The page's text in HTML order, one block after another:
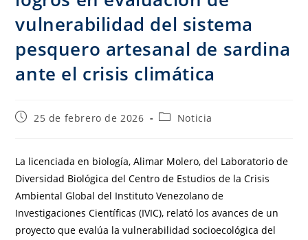
vulnerabilidad del sistema
pesquero artesanal de sardina
ante el crisis climática
25 de febrero de 2026 Noticia
La licenciada en biología, Alimar Molero, del Laboratorio de
Diversidad Biológica del Centro de Estudios de la Crisis
Ambiental Global del Instituto Venezolano de
Investigaciones Científicas (IVIC), relató los avances de un
proyecto que evalúa la vulnerabilidad socioecológica del